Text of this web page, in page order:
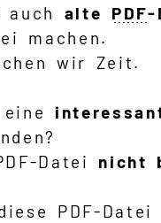
auch alte PDF-
machen.
wir Zeit.
eine
Datei nicht
PDF-Datei